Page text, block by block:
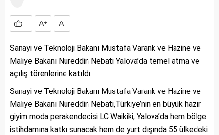
A+ A-
Sanayi ve Teknoloji Bakanı Mustafa Varank ve Hazine ve
Maliye Bakanı Nureddin Nebati Yalova’da temel atma ve
açılış törenlerine katıldı.
Sanayi ve Teknoloji Bakanı Mustafa Varank ve Hazine ve
Maliye Bakanı Nureddin Nebati,Türkiye’nin en büyük hazır
giyim moda perakendecisi LC Waikiki, Yalova’da hem bölge
istihdamına katkı sunacak hem de yurt dışında 55 ülkedeki